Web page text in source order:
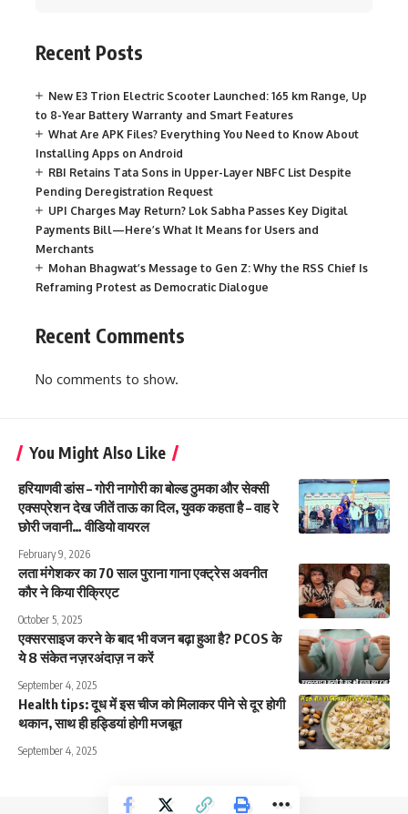
Recent Posts
New E3 Trion Electric Scooter Launched: 165 km Range, Up
to 8-Year Battery Warranty and Smart Features
What Are APK Files? Everything You Need to Know About
Installing Apps on Android
RBI Retains Tata Sons in Upper-Layer NBFC List Despite
Pending Deregistration Request
UPI Charges May Return? Lok Sabha Passes Key Digital
Payments Bill—Here’s What It Means for Users and
Merchants
Mohan Bhagwat’s Message to Gen Z: Why the RSS Chief Is
Reframing Protest as Democratic Dialogue
Recent Comments
No comments to show.
You Might Also Like
हरियाणवी डांस – गोरी नागोरी का बोल्ड ठुमका और सेक्सी
एक्सप्रेशन देख जीतें ताऊ का दिल, युवक कहता है – वाह रे
छोरी जवानी… वीडियो वायरल
February 9, 2026
लता मंगेशकर का 70 साल पुराना गाना एक्ट्रेस अवनीत
कौर ने किया रीक्रिएट
October 5, 2025
एक्सरसाइज करने के बाद भी वजन बढ़ा हुआ है? PCOS के
ये 8 संकेत नज़रअंदाज़ न करें
September 4, 2025
Health tips: दूध में इस चीज को मिलाकर पीने से दूर होगी
थकान, साथ ही हड्डियां होगी मजबूत
September 4, 2025